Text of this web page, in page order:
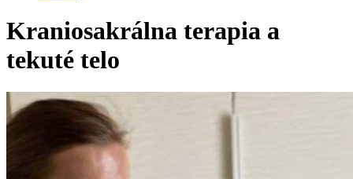
Kraniosakrálna terapia a
tekuté telo